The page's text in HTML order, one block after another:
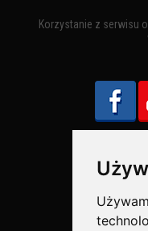
Korzystanie z serwisu